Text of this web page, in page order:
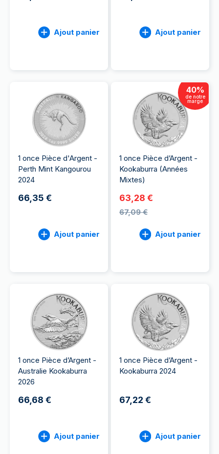
Ajout panier Ajout panier
1 once Pièce d'Argent -
Perth Mint Kangourou
2024
66,35 €
Ajout panier
40%
de notre
marge
1 once Pièce d’Argent -
Kookaburra (Années
Mixtes)
63,28 €
67,09 €
Ajout panier
1 once Pièce d’Argent -
Australie Kookaburra
2026
66,68 €
Ajout panier
1 once Pièce d’Argent -
Kookaburra 2024
67,22 €
Ajout panier